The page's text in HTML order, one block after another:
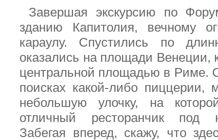
Завершая экскурсию по
зданию Капитолия, вечному
караулу. Спустились по
оказались на площади Венеции,
центральной площадью в Риме.
поисках какой-либо пиццерии,
небольшую улочку, на
отличный ресторанчик под
Забегая вперед, скажу, что